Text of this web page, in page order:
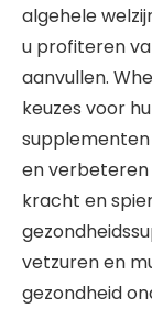
algehele
u profiteren
aanvullen.
keuzes voor
en verbeteren
kracht en
vetzuren en
gezondheid